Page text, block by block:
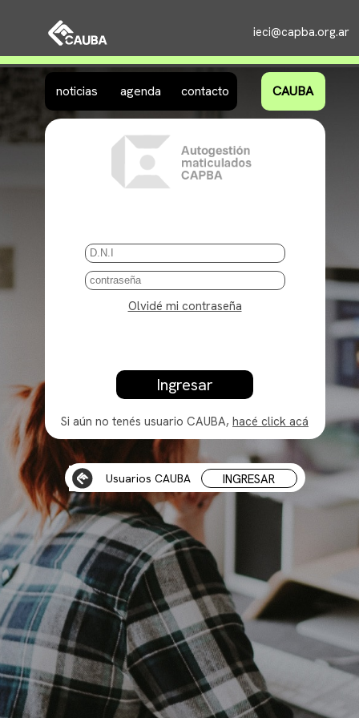
ieci@capba.org.ar
noticias agenda contacto CAUBA
Olvidé mi contraseña
Ingresar
Si aún no tenés usuario CAUBA, hacé click acá
Usuarios CAUBA INGRESAR